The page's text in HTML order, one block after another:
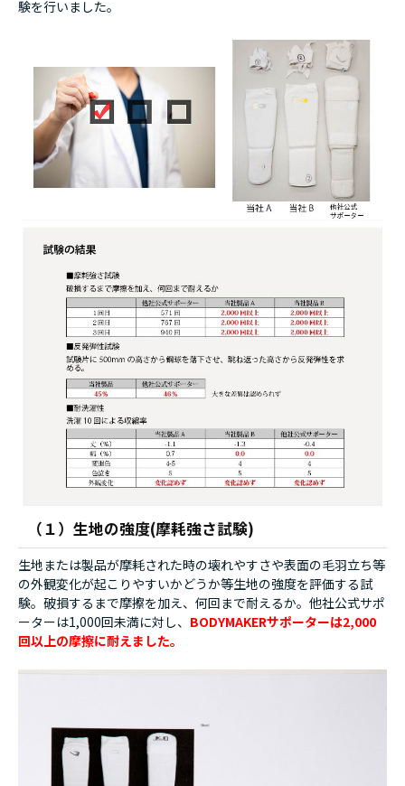
験を行いました。
（１）生地の強度(摩耗強さ試験)
生地または製品が摩耗された時の壊れやすさや表面の毛羽立ち等
の外観変化が起こりやすいかどうか等生地の強度を評価する試
験。破損するまで摩擦を加え、何回まで耐えるか。他社公式サポ
ーターは1,000回未満に対し、 BODYMAKERサポーターは2,000
回以上の摩擦に耐えました。